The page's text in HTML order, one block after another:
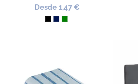
Desde 1,47 €
NegroMarino
Verde